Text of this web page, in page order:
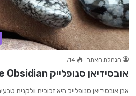
הנהלת האתר 714
אובסידיאן סנופלייק Snowflake Obsidian
אבן אובסידיאן סנופלייק היא זכוכית וולקנית